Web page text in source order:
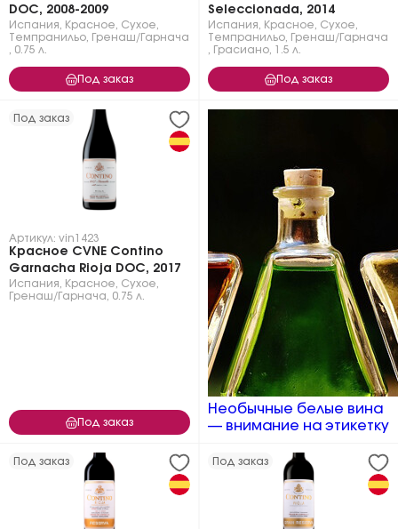
DOC, 2008-2009
Испания Красное Сухое
Темпранильо
Гренаш/Гарнача
0.75 л.
Под заказ
Seleccionada, 2014
Испания Красное Сухое
Темпранильо
Гренаш/Гарнача
Грасиано 1.5 л.
Под заказ
Под заказ
Артикул: vin1423
Красное CVNE Contino
Garnacha Rioja DOC, 2017
Испания Красное Сухое
Гренаш/Гарнача
0.75 л.
Под заказ
Необычные белые вина
— внимание на этикетку
Под заказ Под заказ